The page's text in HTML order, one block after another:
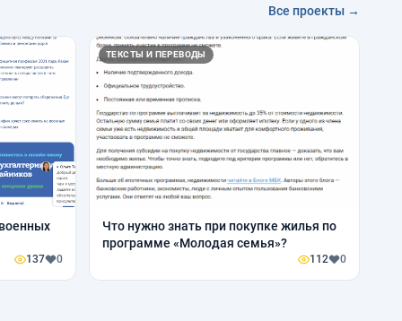
Все проекты →
137 0
ТЕКСТЫ И ПЕРЕВОДЫ
Что нужно знать при покупке жилья по
программе «Молодая семья»?
112 0